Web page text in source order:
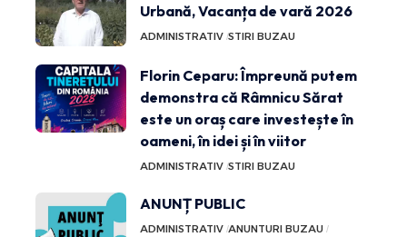
Urbană, Vacanța de vară 2026
ADMINISTRATIV STIRI BUZAU
Florin Ceparu: Împreună putem
demonstra că Râmnicu Sărat
este un oraș care investește în
oameni, în idei și în viitor
ADMINISTRATIV STIRI BUZAU
ANUNȚ PUBLIC
ADMINISTRATIV ANUNTURI BUZAU